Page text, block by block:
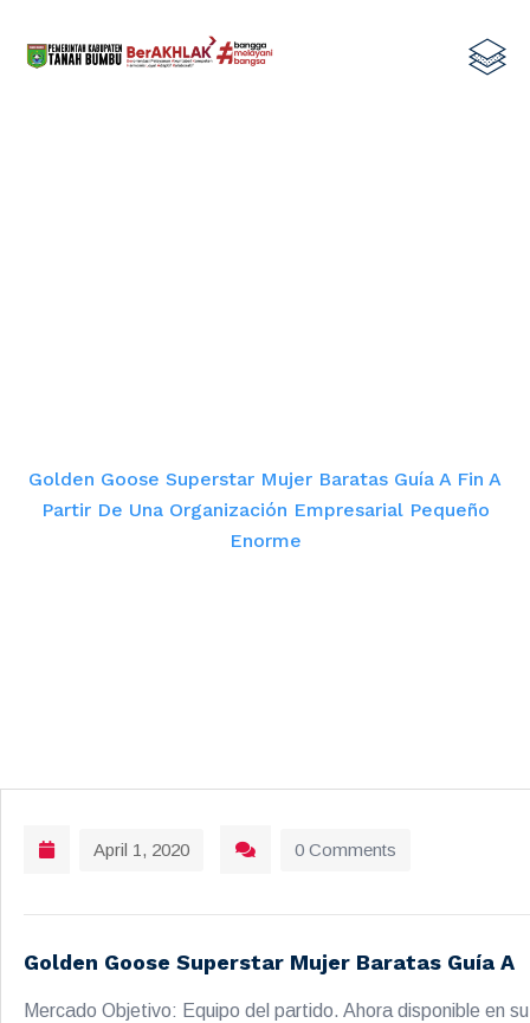
Golden Goose Superstar Mujer Baratas Guía A Fin A
Partir De Una Organización Empresarial Pequeño
Enorme
April 1, 2020 0 Comments
Golden Goose Superstar Mujer Baratas Guía A
Mercado Objetivo: Equipo del partido. Ahora disponible en